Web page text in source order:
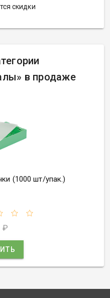
скидки
в продаже
(1000 шт/упак.)
₽